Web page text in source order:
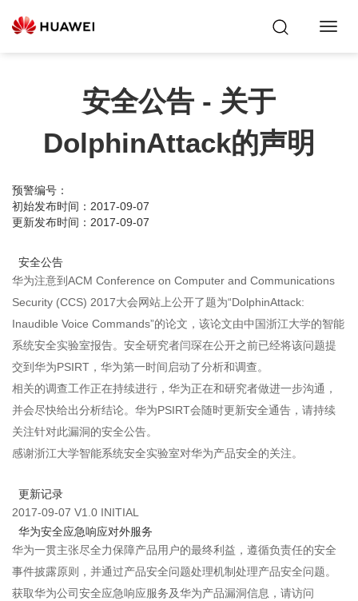
安全公告 - 关于
DolphinAttack的声明
预警编号：
初始发布时间：2017-09-07
更新发布时间：2017-09-07
安全公告
华为注意到ACM Conference on Computer and Communications
Security (CCS) 2017大会网站上公开了题为“DolphinAttack:
Inaudible Voice Commands”的论文，该论文由中国浙江大学的智能
系统安全实验室报告。安全研究者闫琛在公开之前已经将该问题提
交到华为PSIRT，华为第一时间启动了分析和调查。
相关的调查工作正在持续进行，华为正在和研究者做进一步沟通，
并会尽快给出分析结论。华为PSIRT会随时更新安全通告，请持续
关注针对此漏洞的安全公告。
感谢浙江大学智能系统安全实验室对华为产品安全的关注。
更新记录
2017-09-07 V1.0 INITIAL
华为安全应急响应对外服务
华为一贯主张尽全力保障产品用户的最终利益，遵循负责任的安全
事件披露原则，并通过产品安全问题处理机制处理产品安全问题。
获取华为公司安全应急响应服务及华为产品漏洞信息，请访问